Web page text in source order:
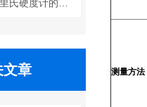
文章 测量方法